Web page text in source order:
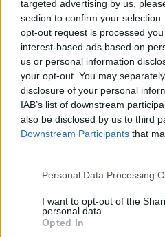
targeted advertising by us,
section to confirm your
opt-out request is processed
interest-based ads based on
us or personal information
your opt-out. You may
disclosure of your personal
IAB’s list of downstream
also be disclosed by us to third
Downstream Participants that
Personal Data Processing
I want to opt-out of the
personal data.
Opted In
doua oară,
online,
“Noua
Mondială,